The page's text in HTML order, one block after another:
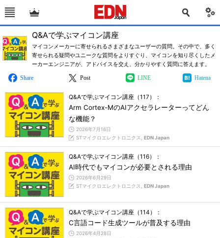
Q&Aで学ぶマイコン講座
マイコンメーカーに寄せられるさまざまなユーザーの質問。その中で、多く
寄せられる疑問やユニークな質問をよりすぐり、マイコンを知り尽くしたメ
ーカーエンジニアが、アドバイスを交え、分かりやすく質問に答えます。
Share
Post LINE Hatena
Q&Aで学ぶマイコン講座（117）：
Arm Cortex-MのAIアクセラレーターってどん
な機能？
2026年7月16日
STマイクロエレクトロニクス, EDN Japan
Q&Aで学ぶマイコン講座（116）：
AI時代でもマイコンが必要とされる理由
2026年6月29日
STマイクロエレクトロニクス, EDN Japan
Q&Aで学ぶマイコン講座（114）：
C言語コード生成ツールが普及する理由
2026年4月28日